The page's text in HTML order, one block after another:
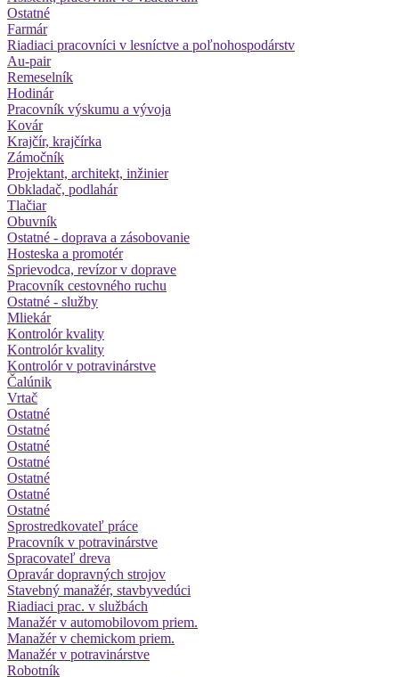
Ostatné
Farmár
Riadiaci pracovníci v lesníctve a poľnohospodárstv
Au-pair
Remeselník
Hodinár
Pracovník výskumu a vývoja
Kovár
Krajčír, krajčírka
Zámočník
Projektant, architekt, inžinier
Obkladač, podlahár
Tlačiar
Obuvník
Ostatné - doprava a zásobovanie
Hosteska a promotér
Sprievodca, revízor v doprave
Pracovník cestovného ruchu
Ostatné - služby
Mliekár
Kontrolór kvality
Kontrolór kvality
Kontrolór v potravinárstve
Čalúnik
Vrtač
Ostatné
Ostatné
Ostatné
Ostatné
Ostatné
Ostatné
Ostatné
Sprostredkovateľ práce
Pracovník v potravinárstve
Spracovateľ dreva
Opravár dopravných strojov
Stavebný manažér, stavbyvedúci
Riadiaci prac. v službách
Manažér v automobilovom priem.
Manažér v chemickom priem.
Manažér v potravinárstve
Robotník